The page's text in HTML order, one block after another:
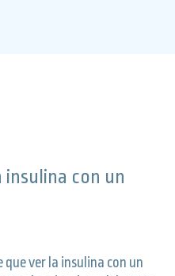
insulina con un
que ver la insulina con un